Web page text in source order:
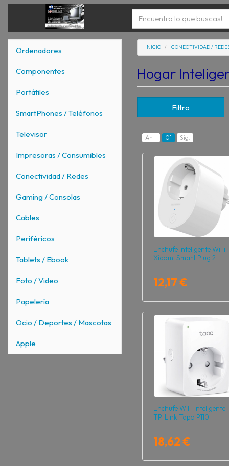
Ordenadores
Componentes
Portátiles
SmartPhones / Teléfonos
Televisor
Impresoras / Consumibles
Conectividad / Redes
Gaming / Consolas
Cables
Periféricos
Tablets / Ebook
Foto / Video
Papelería
Ocio / Deportes / Mascotas
Apple
INICIO CONECTIVIDAD /
Hogar
Filtro
Ant. 01 Sig.
Enchufe Inteligente WiFi
Xiaomi Smart Plug 2
12,17 €
Enchufe WiFi Inteligente
TP-Link Tapo P110
18,62 €